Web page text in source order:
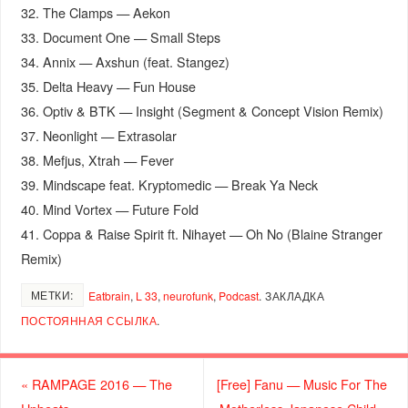
32. The Clamps — Aekon
33. Document One — Small Steps
34. Annix — Axshun (feat. Stangez)
35. Delta Heavy — Fun House
36. Optiv & BTK — Insight (Segment & Concept Vision Remix)
37. Neonlight — Extrasolar
38. Mefjus, Xtrah — Fever
39. Mindscape feat. Kryptomedic — Break Ya Neck
40. Mind Vortex — Future Fold
41. Coppa & Raise Spirit ft. Nihayet — Oh No (Blaine Stranger
Remix)
МЕТКИ: Eatbrain, L 33, neurofunk, Podcast. ЗАКЛАДКА
ПОСТОЯННАЯ ССЫЛКА.
« RAMPAGE 2016 — The
[Free] Fanu — Music For The